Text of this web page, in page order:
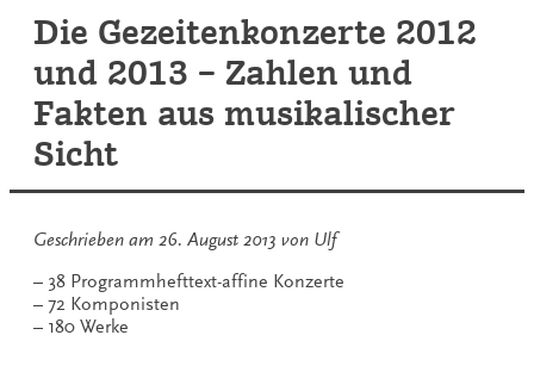
Die Gezeitenkonzerte 2012
und 2013 – Zahlen und
Fakten aus musikalischer
Sicht
Geschrieben am 26. August 2013 von Ulf
– 38 Programmhefttext-affine Konzerte
– 72 Komponisten
– 180 Werke